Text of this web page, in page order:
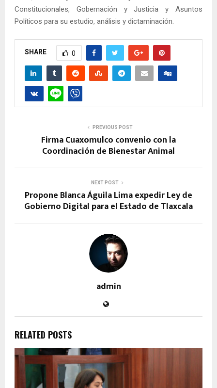
Constitucionales, Gobernación y Justicia y Asuntos
Políticos para su estudio, análisis y dictaminación.
SHARE 0
PREVIOUS POST
Firma Cuaxomulco convenio con la
Coordinación de Bienestar Animal
NEXT POST
Propone Blanca Águila Lima expedir Ley de
Gobierno Digital para el Estado de Tlaxcala
admin
RELATED POSTS